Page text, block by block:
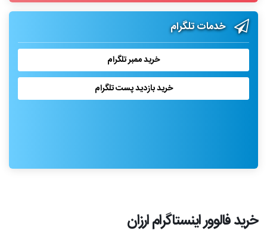
خدمات تلگرام
خرید ممبر تلگرام
خرید بازدید پست تلگرام
خرید فالوور اینستاگرام ارزان